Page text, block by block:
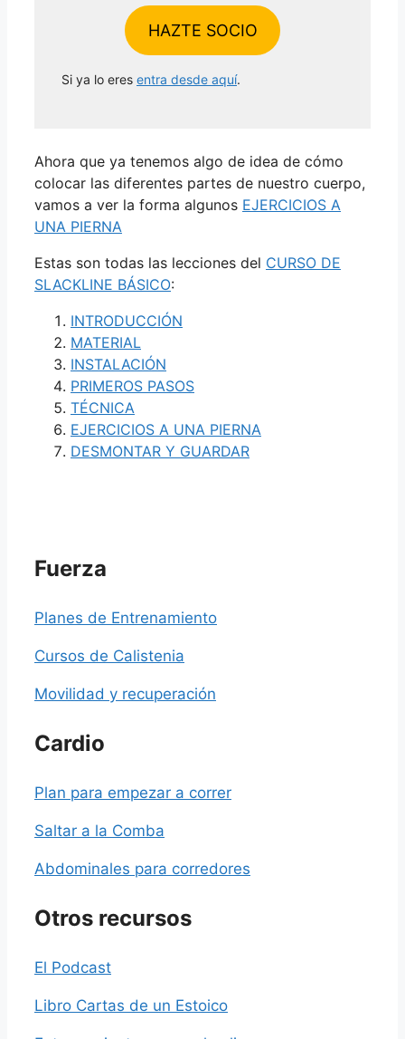
HAZTE SOCIO
Si ya lo eres entra desde aquí.
Ahora que ya tenemos algo de idea de cómo
colocar las diferentes partes de nuestro cuerpo,
vamos a ver la forma algunos EJERCICIOS A
UNA PIERNA
Estas son todas las lecciones del CURSO DE
SLACKLINE BÁSICO:
INTRODUCCIÓN
MATERIAL
INSTALACIÓN
PRIMEROS PASOS
TÉCNICA
EJERCICIOS A UNA PIERNA
DESMONTAR Y GUARDAR
Fuerza
Planes de Entrenamiento
Cursos de Calistenia
Movilidad y recuperación
Cardio
Plan para empezar a correr
Saltar a la Comba
Abdominales para corredores
Otros recursos
El Podcast
Libro Cartas de un Estoico